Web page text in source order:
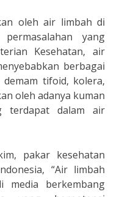
oleh air limbah di
yang
Kesehatan, air
berbagai
tifoid, kolera,
oleh adanya kuman
terdapat dalam air
pakar kesehatan
“Air limbah
media berkembang